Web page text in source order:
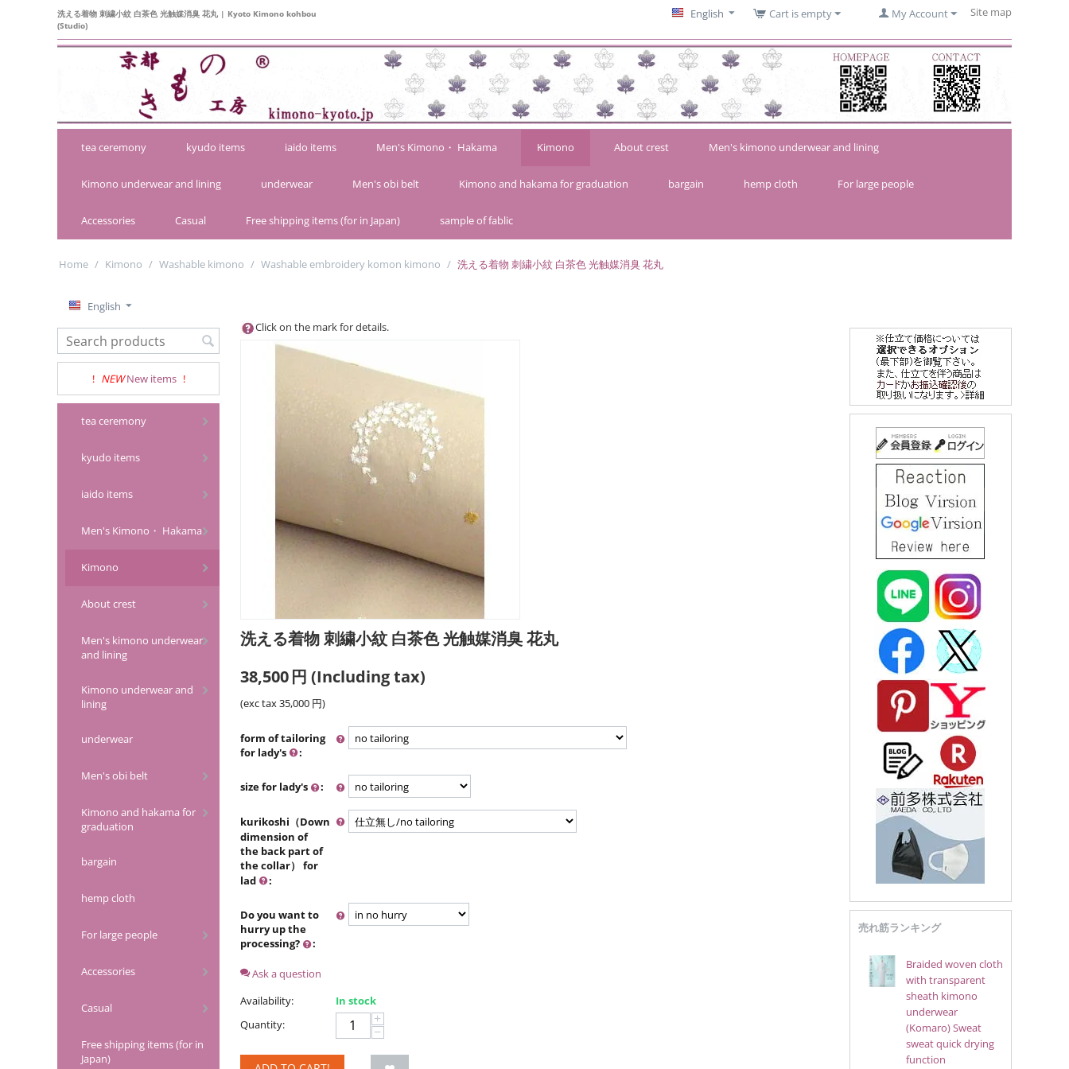
洗える着物 刺繍小紋 白茶色 光触媒消臭 花丸 | Kyoto Kimono kohbou
(Studio)
Site map
My Account
Cart is empty
English
tea ceremony kyudo items iaido items Men's Kimono・ Hakama Kimono About crest Men's kimono underwear and lining
Kimono underwear and lining underwear Men's obi belt Kimono and hakama for graduation bargain hemp cloth For large people
Accessories Casual Free shipping items (for in Japan) sample of fablic
Home / Kimono / Washable kimono / Washable embroidery komon kimono / 洗える着物 刺繍小紋 白茶色 光触媒消臭 花丸
English
! NEW New items !
tea ceremony
kyudo items
iaido items
Men's Kimono・ Hakama
Kimono
About crest
Men's kimono underwear
and lining
Kimono underwear and
lining
underwear
Men's obi belt
Kimono and hakama for
graduation
bargain
hemp cloth
For large people
Accessories
Casual
Free shipping items (for in
Japan)
Click on the mark for details.
洗える着物 刺繍小紋 白茶色 光触媒消臭 花丸
38,500円 (Including tax)
(exc tax35,000 円)
form of tailoring
for lady's
:
size for lady's :
kurikoshi（Down
dimension of
the back part of
the collar） for
lad
:
Do you want to
hurry up the
processing?
:
Ask a question
Availability:
In stock
Quantity:
+
−
売れ筋ランキング
Braided woven cloth
with transparent
sheath kimono
underwear
(Komaro) Sweat
sweat quick drying
function